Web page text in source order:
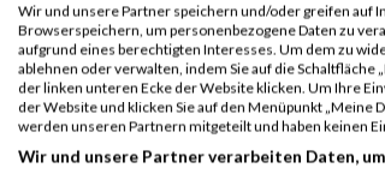
Wir und unsere Partner speichern und/oder greifen auf
Browserspeichern, um personenbezogene Daten zu
aufgrund eines berechtigten Interesses. Um dem zu
ablehnen oder verwalten, indem Sie auf die
der linken unteren Ecke der Website klicken. Um Ihre
der Website und klicken Sie auf den Menüpunkt „Meine
werden unseren Partnern mitgeteilt und haben keinen
Wir und unsere Partner verarbeiten Daten,